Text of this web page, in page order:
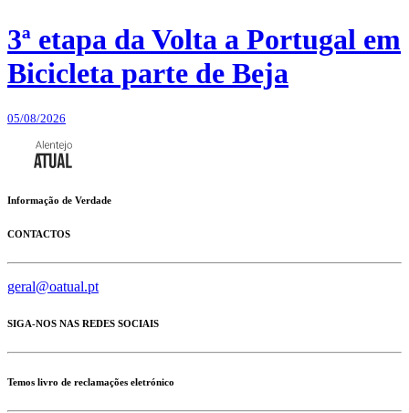
3ª etapa da Volta a Portugal em
Bicicleta parte de Beja
05/08/2026
Informação de Verdade
CONTACTOS
geral@oatual.pt
SIGA-NOS NAS REDES SOCIAIS
Temos livro de reclamações eletrónico